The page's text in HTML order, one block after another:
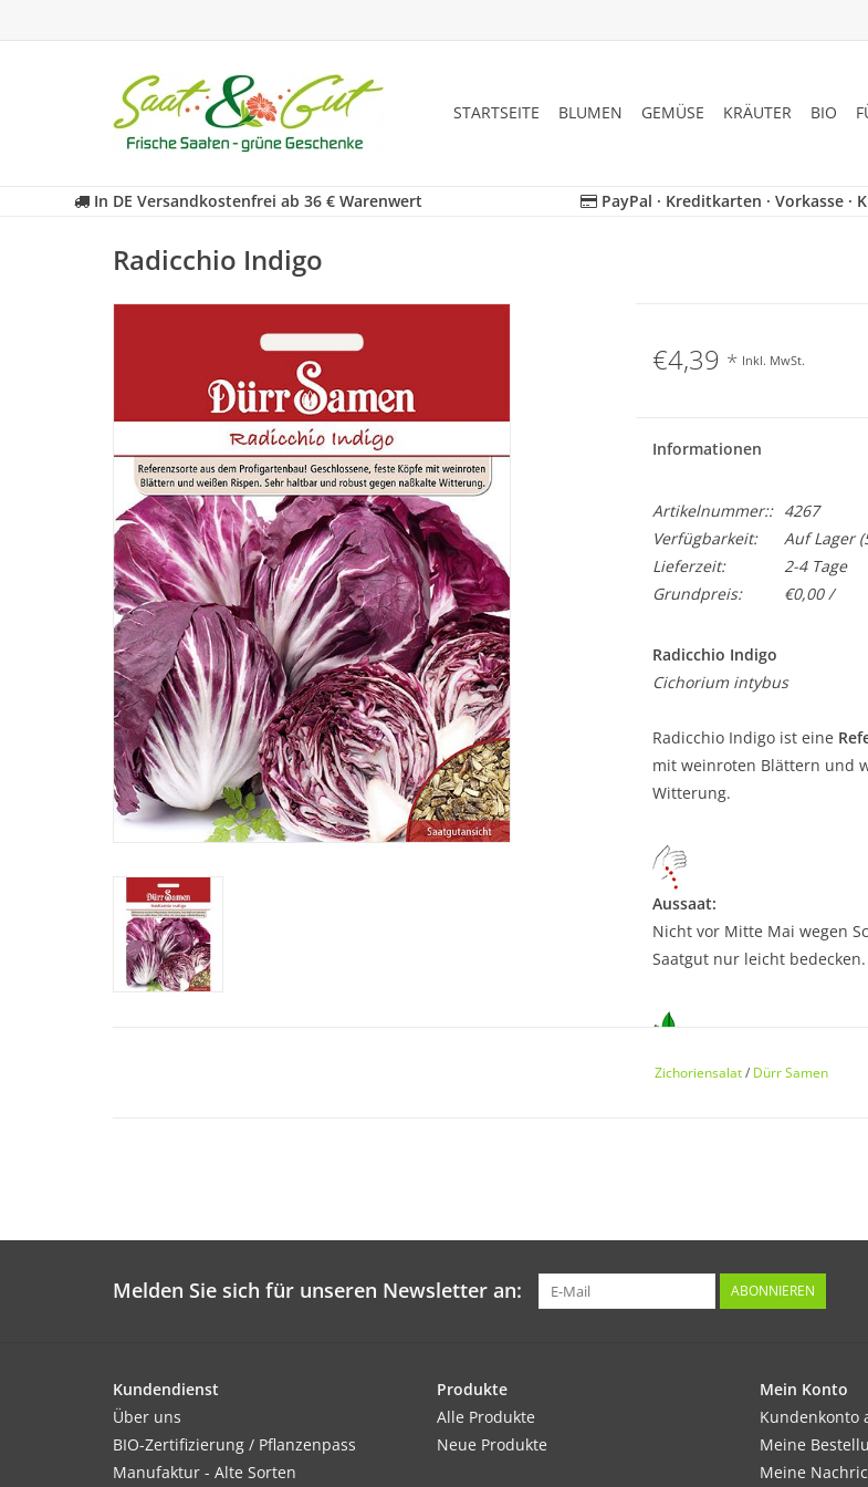
STARTSEITE BLUMEN GEMÜSE KRÄUTER BIO
In DE Versandkostenfrei ab 36 € Warenwert PayPal · Kreditkarten · Vorkasse ·
Radicchio Indigo
€4,39 * Inkl. MwSt.
Informationen
Artikelnummer::
4267
Verfügbarkeit:
Auf Lager
Lieferzeit:
2-4 Tage
Grundpreis:
€0,00 /
Radicchio Indigo
Cichorium intybus
Radicchio Indigo ist eine
mit weinroten Blättern und
Witterung.
Aussaat:
Nicht vor Mitte Mai wegen
Saatgut nur leicht bedecken.
Sonnig. Mittelschwere,
Düngeansprüche.
Zichoriensalat/ Dürr Samen
Melden Sie sich für unseren Newsletter an: ABONNIEREN
Kundendienst
Über uns
BIO-Zertifizierung / Pflanzenpass
Manufaktur - Alte Sorten
Produkte
Alle Produkte
Neue Produkte
Mein Konto
Kundenkonto
Meine
Meine